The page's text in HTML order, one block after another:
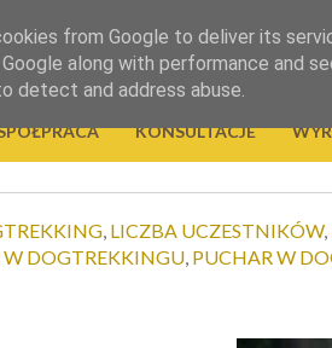
.
KONSULTACJE
, LICZBA UCZESTNIKÓW,
W DOGTREKKINGU, PUCHAR W
from Google to deliver its
along with performance and
detect and address abuse.